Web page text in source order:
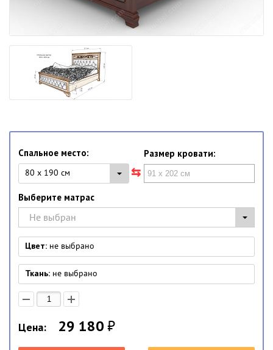
Спальное место:
80 x 190 см
Размер кровати:
Выберите матрас
Не выбран
Цвет: не выбрано
Ткань: не выбрано
Цена: 29 180₽